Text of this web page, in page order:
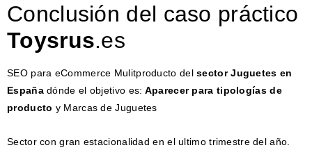
Conclusión del caso práctico
Toysrus.es
SEO para eCommerce Mulitproducto delsector Juguetes en
Españadónde el objetivo es: Aparecer para tipologías de
producto y Marcas de Juguetes
Sector con gran estacionalidad en el ultimo trimestre del año.